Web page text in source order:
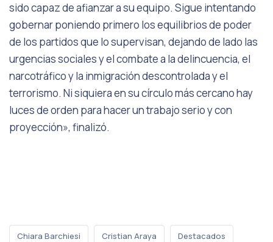
sido capaz de afianzar a su equipo. Sigue intentando
gobernar poniendo primero los equilibrios de poder
de los partidos que lo supervisan, dejando de lado las
urgencias sociales y el combate a la delincuencia, el
narcotráfico y la inmigración descontrolada y el
terrorismo. Ni siquiera en su círculo más cercano hay
luces de orden para hacer un trabajo serio y con
proyección», finalizó.
Chiara Barchiesi Cristian Araya Destacados